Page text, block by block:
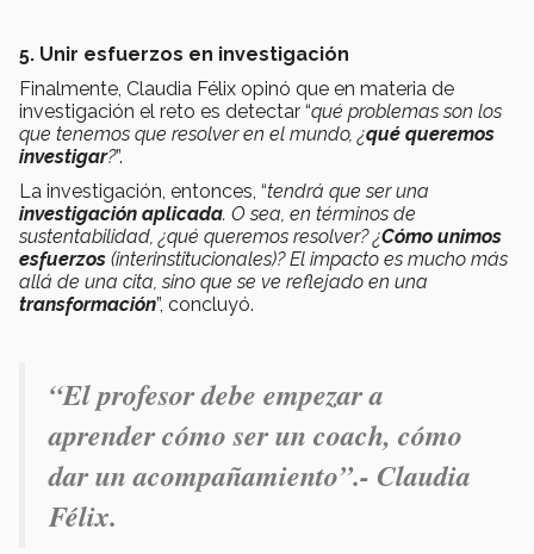
5. Unir esfuerzos en investigación
Finalmente, Claudia Félix opinó que en materia de
investigación el reto es detectar “qué problemas son los
que tenemos que resolver en el mundo, ¿qué queremos
investigar?”.
La investigación, entonces, “tendrá que ser una
investigación aplicada. O sea, en términos de
sustentabilidad, ¿qué queremos resolver? ¿Cómo unimos
esfuerzos (interinstitucionales)? El impacto es mucho más
allá de una cita, sino que se ve reflejado en una
transformación”, concluyó.
“El profesor debe empezar a
aprender cómo ser un coach, cómo
dar un acompañamiento”.- Claudia
Félix.